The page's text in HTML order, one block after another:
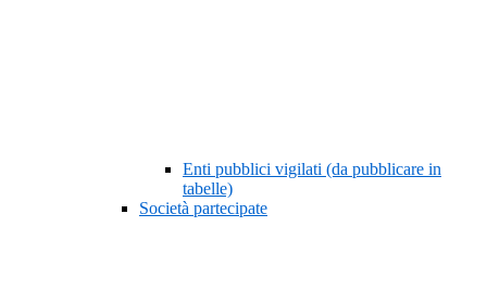
Enti pubblici vigilati (da pubblicare in
tabelle)
Società partecipate